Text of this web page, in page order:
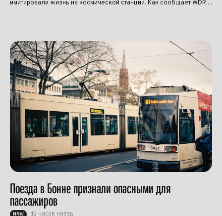
имитировали жизнь на космической станции. Как сообщает WDR,...
Поезда в Бонне признали опасными для
пассажиров
NRW 12 часов назад